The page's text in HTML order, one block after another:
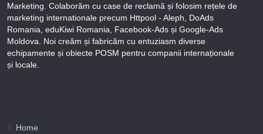
Marketing. Colaborăm cu case de reclamă și folosim rețele de
marketing internationale precum Httpool - Aleph, DoAds
Romania, eduKiwi Romania, Facebook-Ads și Google-Ads
Moldova. Noi creăm și fabricăm cu entuziasm diverse
echipamente și obiecte POSM pentru companii internaționale
și locale.
Home